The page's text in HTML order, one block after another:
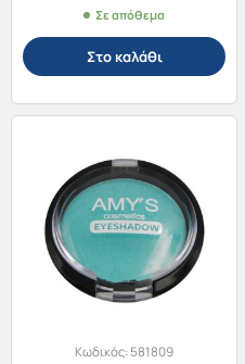
Σε απόθεμα
Στο καλάθι
Κωδικός:581809